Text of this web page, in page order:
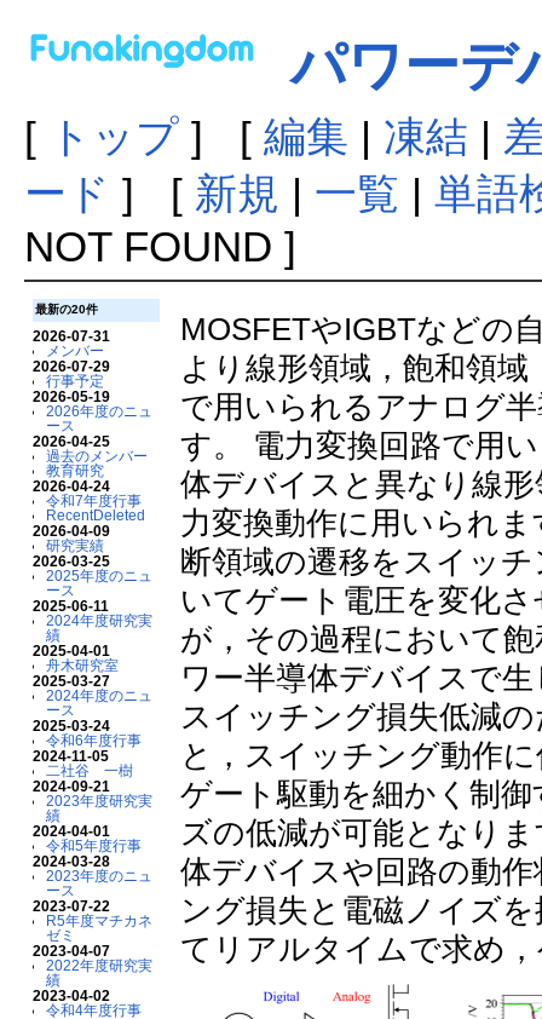
パワーデ
[ トップ] [ 編集 | 凍結 |
ード ] [ 新規 | 一覧 | 単語
NOT FOUND ]
最新の20件
2026-07-31
メンバー
2026-07-29
行事予定
2026-05-19
2026年度のニュ
ース
2026-04-25
過去のメンバー
教育研究
2026-04-24
令和7年度行事
RecentDeleted
2026-04-09
研究実績
2026-03-25
2025年度のニュ
ース
2025-06-11
2024年度研究実
績
2025-04-01
舟木研究室
2025-03-27
2024年度のニュ
ース
2025-03-24
令和6年度行事
2024-11-05
二社谷 一樹
2024-09-21
2023年度研究実
績
2024-04-01
令和5年度行事
2024-03-28
2023年度のニュ
ース
2023-07-22
R5年度マチカネ
ゼミ
2023-04-07
2022年度研究実
績
2023-04-02
令和4年度行事
MOSFETやIGBTなどの
より線形領域，飽和領
で用いられるアナログ
す。 電力変換回路で用
体デバイスと異なり線
力変換動作に用いられ
断領域の遷移をスイッ
いてゲート電圧を変化
が，その過程において
ワー半導体デバイスで
スイッチング損失低減
と，スイッチング動作
ゲート駆動を細かく制
ズの低減が可能となり
体デバイスや回路の動
ング損失と電磁ノイズ
てリアルタイムで求め